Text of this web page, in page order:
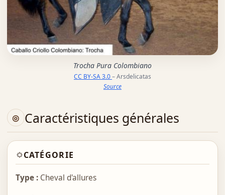
Trocha Pura Colombiano
CC BY-SA 3.0– Arsdelicatas
Source
Caractéristiques générales
CATÉGORIE
Type :Cheval d'allures